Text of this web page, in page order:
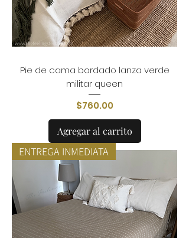
Pie de cama bordado lanza verde
militar queen
Precio
$760.00
Agregar al carrito
ENTREGA INMEDIATA